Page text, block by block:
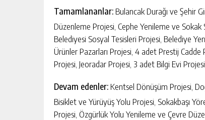
Tamamlananlar:Bulancak Durağı ve Şehir
Düzenleme Projesi, Cephe Yenileme ve Sokak
Belediyesi Sosyal Tesisleri Projesi, Belediye
Ürünler Pazarları Projesi, 4 adet Prestij
Projesi, Jeoradar Projesi, 3 adet Bilgi Evi
Devam edenler:Kentsel Dönüşüm Projesi,
Bisiklet ve Yürüyüş Yolu Projesi, Sokakbaşı
Projesi, Özgürlük Yolu Yenileme ve Çevre